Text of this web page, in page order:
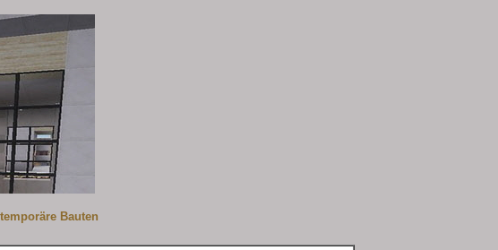
Bauten